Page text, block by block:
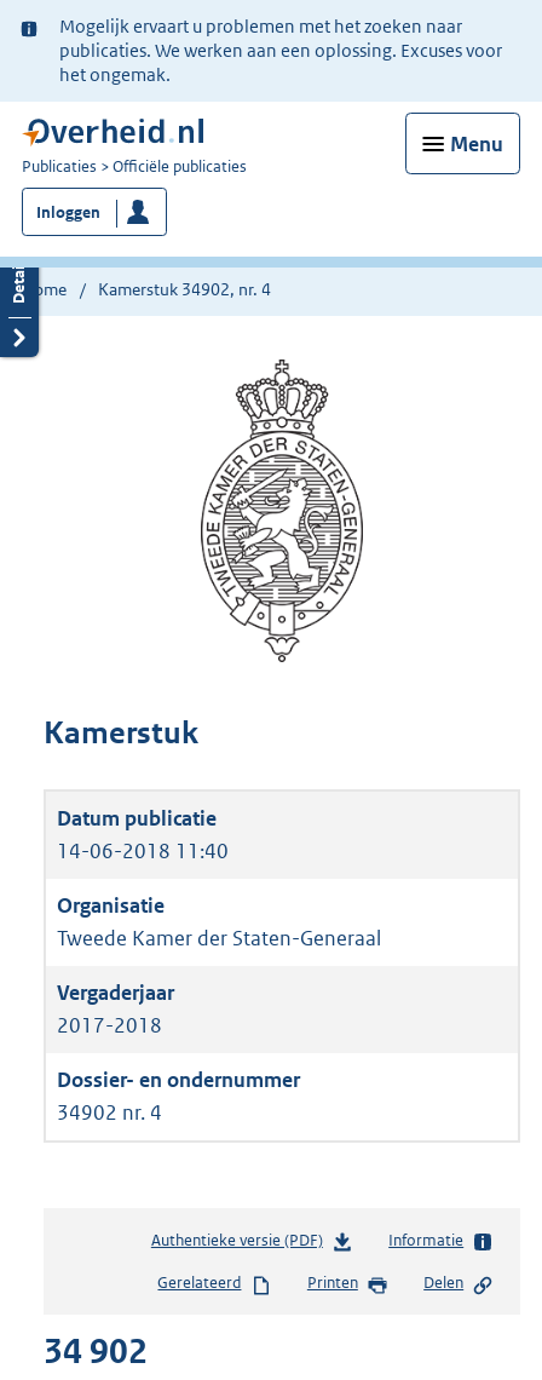
Ter
informatie:
Mogelijk ervaart u problemen met het zoeken naar
publicaties. We werken aan een oplossing. Excuses voor
het ongemak.
Menu
U
bent
nu
hier:
Publicaties Officiële publicaties
Inloggen
Home Kamerstuk 34902, nr. 4
Kamerstuk
14-06-2018 11:40
Tweede Kamer der Staten-Generaal
2017-2018
34902 nr. 4
Authentieke versie (PDF)b
s
Informatie
Gerelateerd Printen Delen
34 902